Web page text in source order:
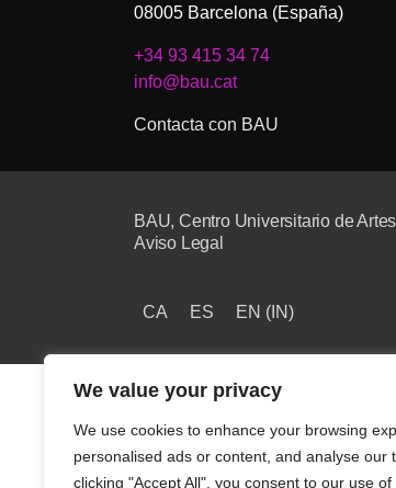
We value your privacy
We use cookies to enhance your browsing
personalised ads or content, and analyse our
clicking "Accept All", you consent to our use of
08005 Barcelona (España)
+34 93 415 34 74
info@bau.cat
Contacta con BAU
BAU, Centro Universitario de
Aviso Legal
CA ES EN (IN)